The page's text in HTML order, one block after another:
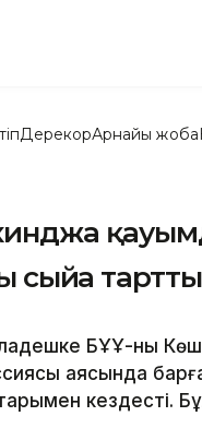
ДерекқорАрнайы жоба
сыйға тартты
БҰҰ-ның Көші-
аясында
кездесті.